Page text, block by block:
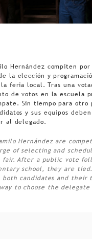
Hernández compiten
la elección y
feria local. Tras una
de votos en la escuela
Sin tiempo para otro
y sus equipos
al delegado.
Hernández are
of selecting and
fair. After a public vote
school, they are
candidates and their
to choose the delegate